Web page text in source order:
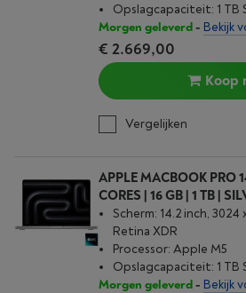
Opslagcapaciteit: 1 TB
Morgen geleverd- Bekijk
€ 2.669,00
Koop
Vergelijken
APPLE MACBOOK PRO
CORES | 16 GB | 1 TB |
Scherm: 14.2 inch, 3024
Retina XDR
Processor: Apple M5
Opslagcapaciteit: 1 TB
Morgen geleverd- Bekijk